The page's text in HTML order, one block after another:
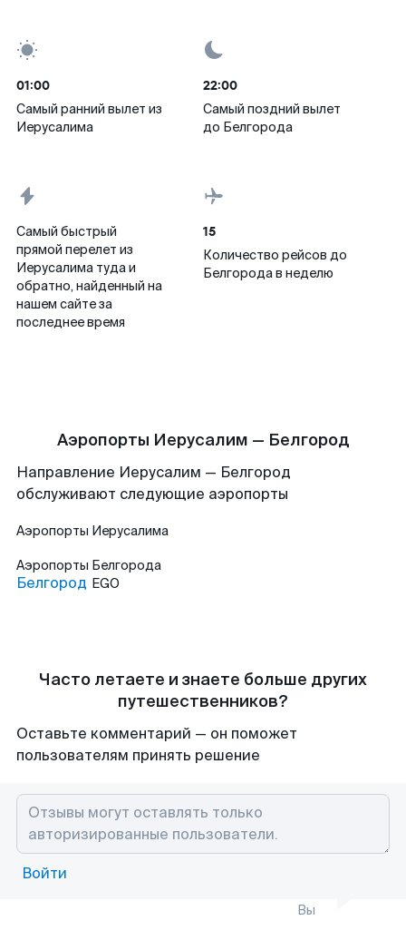
01:00
Самый ранний вылет из
Иерусалима
22:00
Самый поздний вылет
до Белгорода
Самый быстрый
прямой перелет из
Иерусалима туда и
обратно, найденный на
нашем сайте за
последнее время
15
Количество рейсов до
Белгорода в неделю
Аэропорты Иерусалим — Белгород
Направление Иерусалим — Белгород
обслуживают следующие аэропорты
Аэропорты Иерусалима
Аэропорты Белгорода
Белгород EGO
Часто летаете и знаете больше других
путешественников?
Оставьте комментарий — он поможет
пользователям принять решение
Войти
Вы